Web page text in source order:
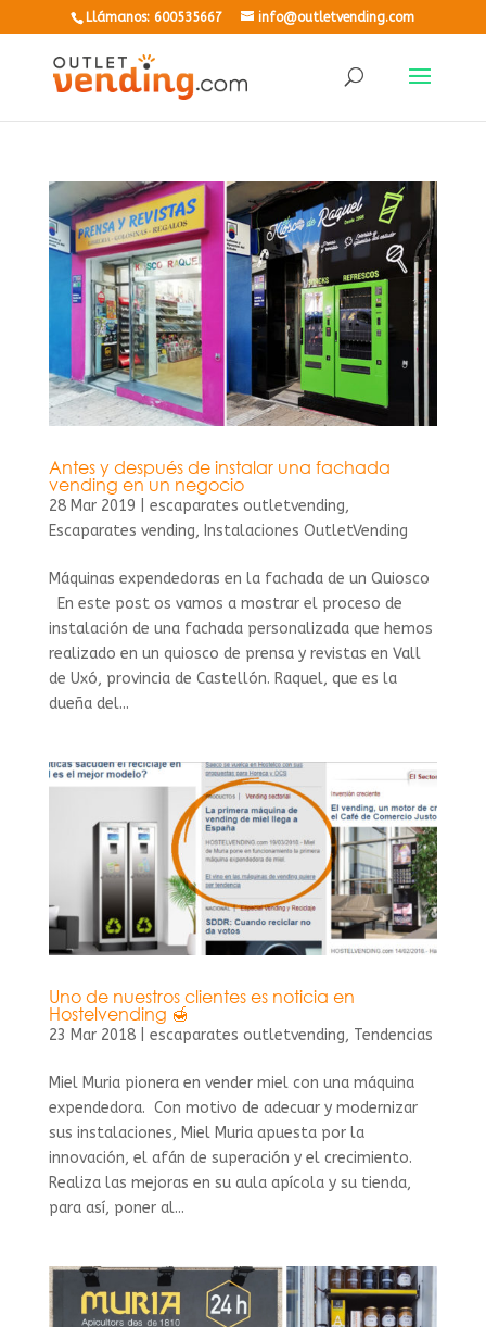
Llámanos: 600535667 info@outletvending.com
Antes y después de instalar una fachada
vending en un negocio
28 Mar 2019 escaparates outletvending,
Escaparates vending, Instalaciones OutletVending
Máquinas expendedoras en la fachada de un Quiosco
En este post os vamos a mostrar el proceso de
instalación de una fachada personalizada que hemos
realizado en un quiosco de prensa y revistas en Vall
de Uxó, provincia de Castellón. Raquel, que es la
dueña del...
Uno de nuestros clientes es noticia en
Hostelvending 🍯
23 Mar 2018| escaparates outletvending, Tendencias
Miel Muria pionera en vender miel con una máquina
expendedora. Con motivo de adecuar y modernizar
sus instalaciones, Miel Muria apuesta por la
innovación, el afán de superación y el crecimiento.
Realiza las mejoras en su aula apícola y su tienda,
para así, poner al...